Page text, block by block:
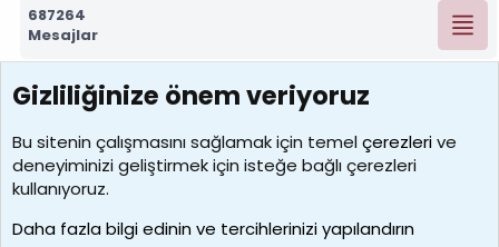
687264
Mesajlar
7388
Kullanıcılar
borabekirogluu
Son üye
Gizliliğinize önem veriyoruz
Bu sitenin çalışmasını sağlamak için temelçerezlerive
deneyiminizi geliştirmek için isteğe bağlı çerezleri
kullanıyoruz.
Daha fazla bilgi edinin ve tercihlerinizi yapılandırın